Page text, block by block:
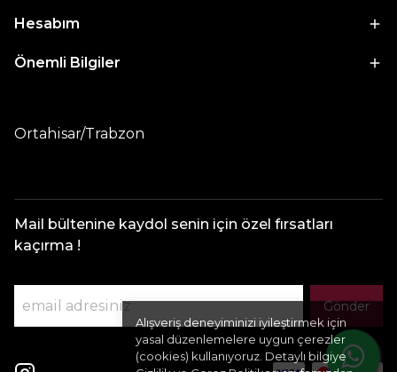
Alışveriş deneyiminizi iyileştirmek için
yasal düzenlemelere uygun çerezler
(cookies) kullanıyoruz. Detaylı bilgiye
Hesabım
Önemli Bilgiler
Ortahisar/Trabzon
Mail bültenine kaydol senin için özel fırsatları
kaçırma !
Gönder